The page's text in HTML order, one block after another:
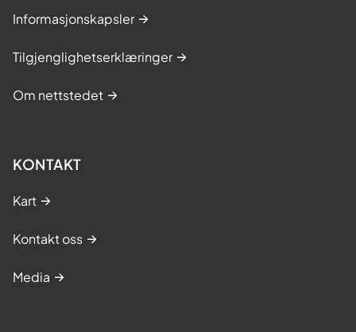
Informasjonskapsler
Tilgjenglighetserklæringer
Om nettstedet
KONTAKT
Kart
Kontakt oss
Media